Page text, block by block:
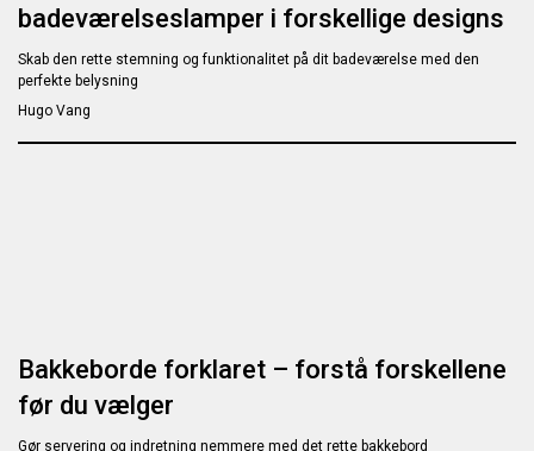
badeværelseslamper i forskellige designs
Skab den rette stemning og funktionalitet på dit badeværelse med den
perfekte belysning
Hugo Vang
Bakkeborde forklaret – forstå forskellene
før du vælger
Gør servering og indretning nemmere med det rette bakkebord